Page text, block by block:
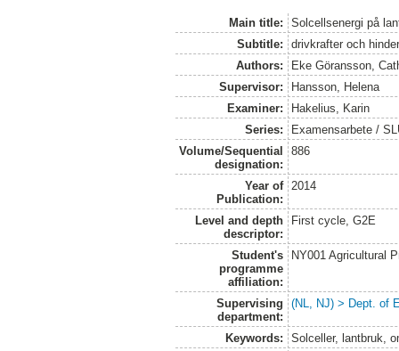
Main title:
Solcellsenergi på
Subtitle:
drivkrafter och
Authors:
Eke Göransson,
Supervisor:
Hansson, Helena
Examiner:
Hakelius, Karin
Series:
Examensarbete /
Volume/Sequential
designation:
886
Year of
Publication:
2014
Level and depth
descriptor:
First cycle, G2E
Student's
programme
affiliation:
NY001 Agricultural
Supervising
department:
(NL, NJ) > Dept. of
Keywords:
Solceller, lantbruk,